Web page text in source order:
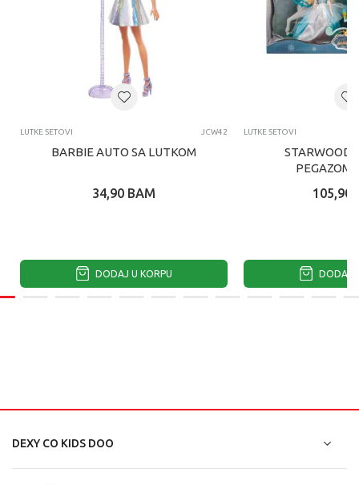
LUTKE SETOVI JCW42
BARBIE AUTO SA LUTKOM
34,90 BAM
DODAJ U KORPU
LUTKE SETOVI
STARWOOD
PEGAZOM
105,90
DODAJ
DEXY CO KIDS DOO